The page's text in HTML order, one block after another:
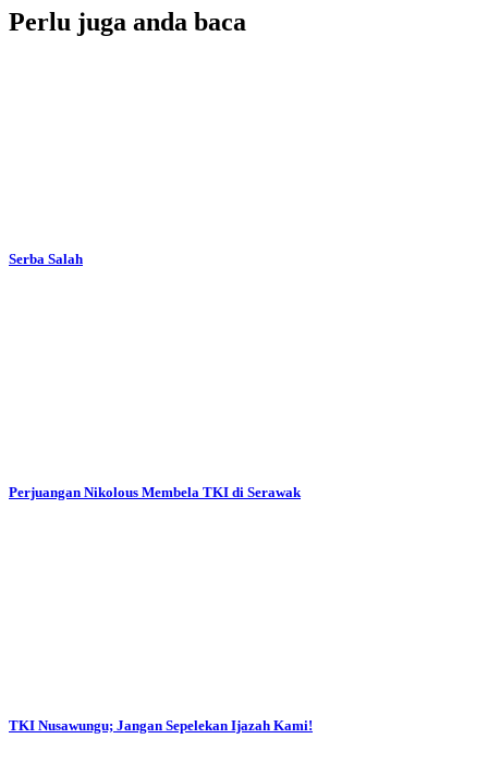
Perlu juga anda baca
Serba Salah
Perjuangan Nikolous Membela TKI di Serawak
TKI Nusawungu; Jangan Sepelekan Ijazah Kami!